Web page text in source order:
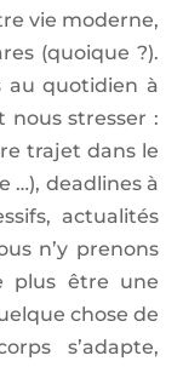
vie moderne,
(quoique ?).
au quotidien à
stresser :
trajet dans le
…), deadlines à
actualités
n’y prenons
plus être une
chose de
s’adapte,